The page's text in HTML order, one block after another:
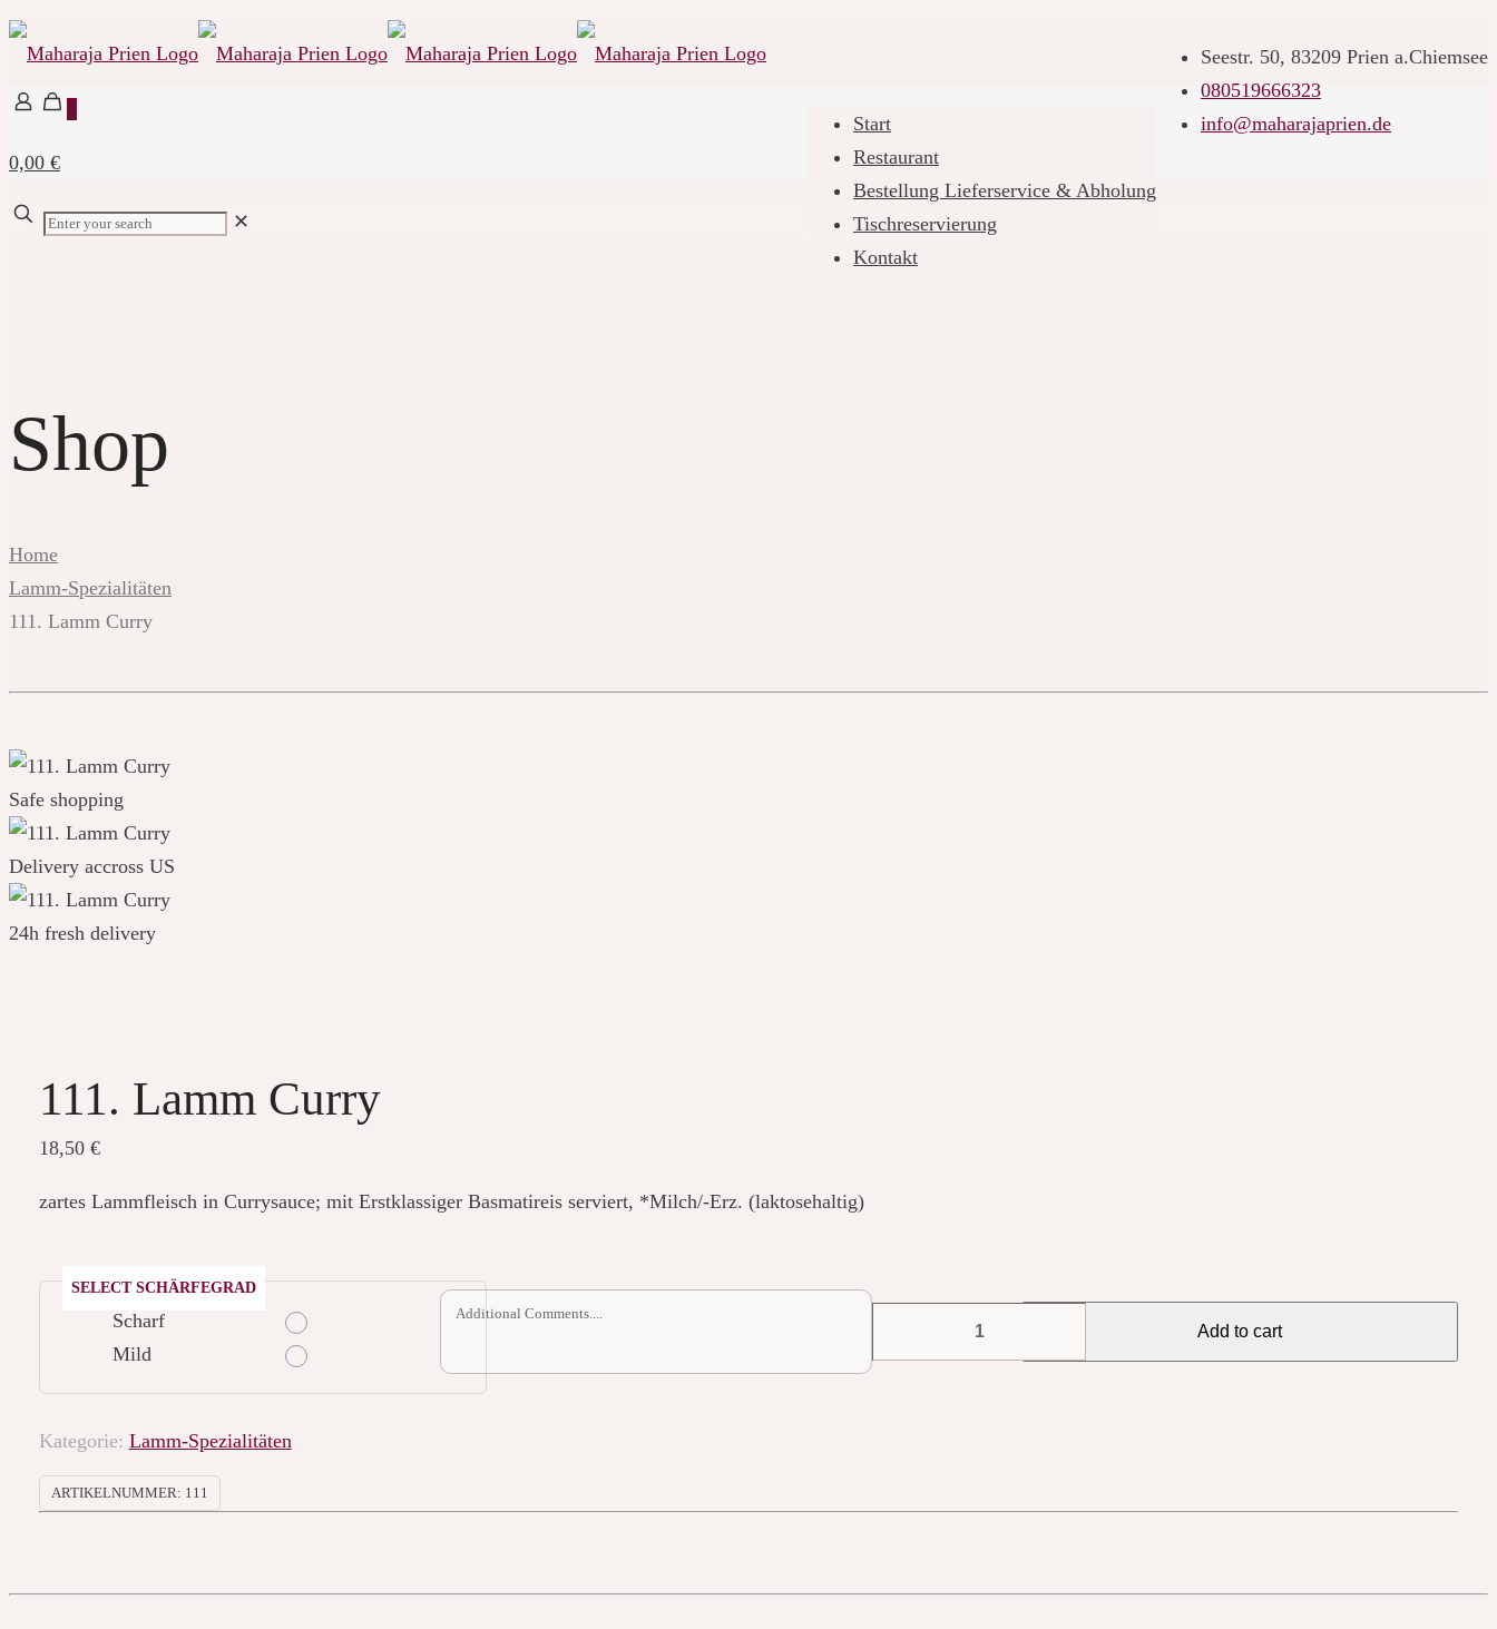
Seestr. 50, 83209 Prien a.Chiemsee
080519666323
info@maharajaprien.de
Start
Restaurant
Bestellung Lieferservice & Abholung
Tischreservierung
Kontakt
0
0,00 €
✕
Shop
Home
Lamm-Spezialitäten
111. Lamm Curry
Safe shopping
Delivery accross US
24h fresh delivery
111. Lamm Curry
18,50 €
zartes Lammfleisch in Currysauce; mit Erstklassiger Basmatireis serviert, *Milch/-Erz. (laktosehaltig)
SELECT SCHÄRFEGRAD
Scharf
Mild
Add to cart
Kategorie: Lamm-Spezialitäten
ARTIKELNUMMER: 111